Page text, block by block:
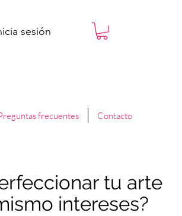
sesión
frecuentes Contacto
tu arte
intereses?